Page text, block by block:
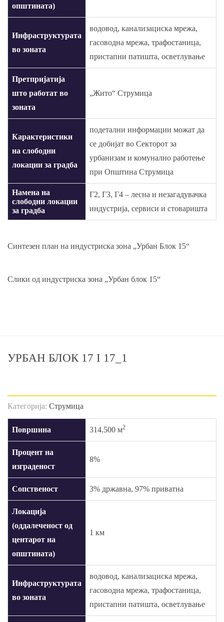
општината)
Инфраструктурата
во зоната
водовод, канализациска мрежа,
гасоводна мрежа, трафостаница,
пристапни патишта, осветлување
Претпријатија
што работат во
зоната
„Жито“ Струмица
Карактеристики
на слободни
локации за градба
подетални информации можат да
се добијат во Секторот за
урбанизам и комунално работење
при Општина Струмица
Намена на
слободни локации
за градба
Г2, Г3, Г4 – лесна и незагадувачка
индустрија, сервиси и стоваришта
Синтезен план на индустриска зона „Урбан Блок 15“
Слики од индустриска зона „Урбан блок 15“
УРБАН БЛОК 17 I 17_1
Категорија: Струмица
Површина 314.500 м2
Процент на
изграденост
8%
Сопственост 3% државна, 97% приватна
Локација
(оддалеченост од
центарот на
општината)
1 км
Инфраструктурата
во зоната
водовод, канализациска мрежа,
гасоводна мрежа, трафостаница,
пристапни патишта, осветлување